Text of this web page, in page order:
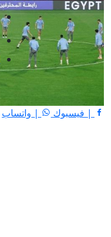
| فيسبوك | واتساب